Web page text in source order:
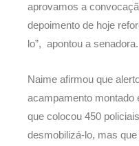
aprovamos a
depoimento de hoje
lo”, apontou a senadora.
Naime afirmou que
acampamento montado
que colocou 450
desmobilizá-lo, mas